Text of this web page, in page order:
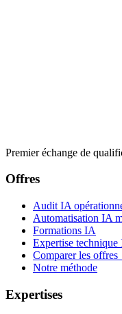
Premier échange de
Offres
Audit IA
Automatisation IA
Formations IA
Expertise technique
Comparer les
Notre méthode
Expertises